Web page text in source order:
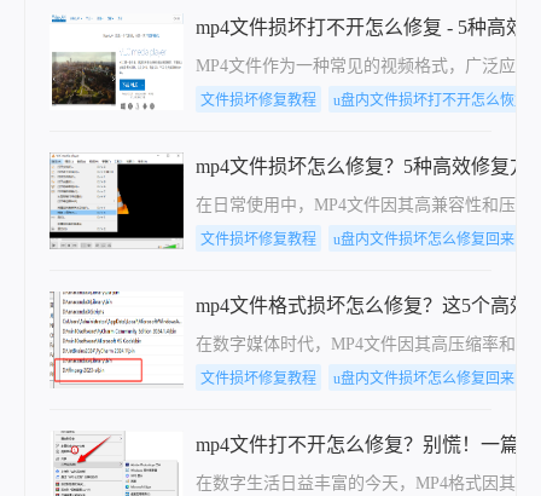
mp4文件损坏打不开怎么修复 - 5种高效
MP4文件作为一种常见的视频格式，广泛应
文件损坏修复教程 u盘内文件损坏打不开怎么恢复
mp4文件损坏怎么修复？5种高效修复方
在日常使用中，MP4文件因其高兼容性和压
文件损坏修复教程 u盘内文件损坏怎么修复回来
mp4文件格式损坏怎么修复？这5个高效
在数字媒体时代，MP4文件因其高压缩率和
文件损坏修复教程 u盘内文件损坏怎么修复回来
mp4文件打不开怎么修复？别慌！一篇
在数字生活日益丰富的今天，MP4格式因其